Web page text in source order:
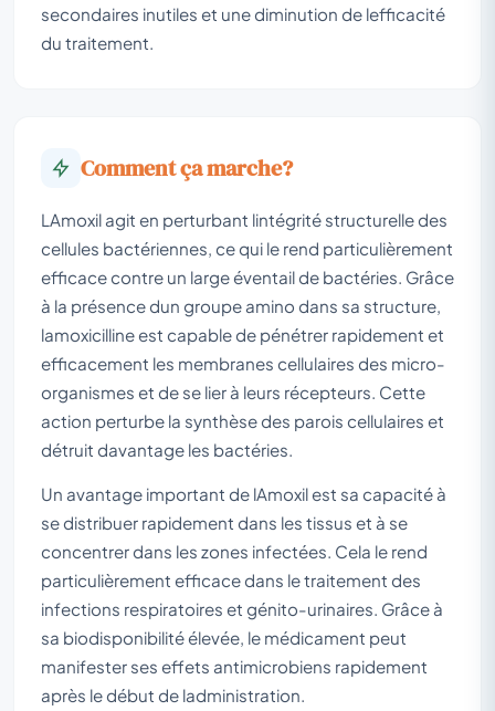
secondaires inutiles et une diminution de lefficacité
du traitement.
Comment ça marche?
LAmoxil agit en perturbant lintégrité structurelle des
cellules bactériennes, ce qui le rend particulièrement
efficace contre un large éventail de bactéries. Grâce
à la présence dun groupe amino dans sa structure,
lamoxicilline est capable de pénétrer rapidement et
efficacement les membranes cellulaires des micro-
organismes et de se lier à leurs récepteurs. Cette
action perturbe la synthèse des parois cellulaires et
détruit davantage les bactéries.
Un avantage important de lAmoxil est sa capacité à
se distribuer rapidement dans les tissus et à se
concentrer dans les zones infectées. Cela le rend
particulièrement efficace dans le traitement des
infections respiratoires et génito-urinaires. Grâce à
sa biodisponibilité élevée, le médicament peut
manifester ses effets antimicrobiens rapidement
après le début de ladministration.